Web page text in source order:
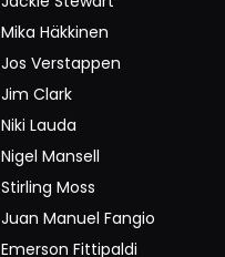
Mika Häkkinen
Jos Verstappen
Jim Clark
Niki Lauda
Nigel Mansell
Stirling Moss
Juan Manuel Fangio
Emerson Fittipaldi